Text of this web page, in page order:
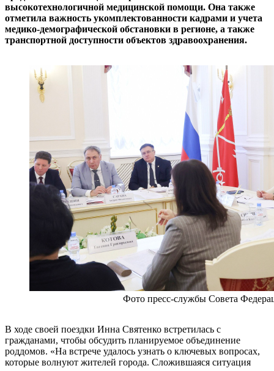
высокотехнологичной медицинской помощи. Она также
отметила важность укомплектованности кадрами и учета
медико-демографической обстановки в регионе, а также
транспортной доступности объектов здравоохранения.
Фото пресс-службы Совета
В ходе своей поездки Инна Святенко встретилась с
гражданами, чтобы обсудить планируемое объединение
роддомов. «На встрече удалось узнать о ключевых вопросах,
которые волнуют жителей города. Сложившаяся ситуация